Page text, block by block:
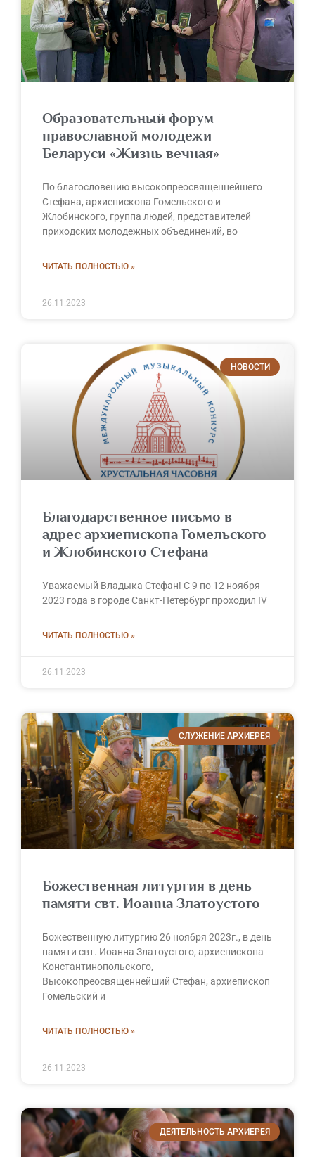
Образовательный форум
православной молодежи
Беларуси «Жизнь вечная»
По благословению высокопреосвященнейшего
Стефана, архиепископа Гомельского и
Жлобинского, группа людей, представителей
приходских молодежных объединений, во
ЧИТАТЬ ПОЛНОСТЬЮ »
26.11.2023
НОВОСТИ
Благодарственное письмо в
адрес архиепископа Гомельского
и Жлобинского Стефана
Уважаемый Владыка Стефан! С 9 по 12 ноября
2023 года в городе Санкт-Петербург проходил IV
ЧИТАТЬ ПОЛНОСТЬЮ »
26.11.2023
СЛУЖЕНИЕ АРХИЕРЕЯ
Божественная литургия в день
памяти свт. Иоанна Златоустого
Божественную литургию 26 ноября 2023г., в день
памяти свт. Иоанна Златоустого, архиепископа
Константинопольского,
Высокопреосвященнейший Стефан, архиепископ
Гомельский и
ЧИТАТЬ ПОЛНОСТЬЮ »
26.11.2023
ДЕЯТЕЛЬНОСТЬ АРХИЕРЕЯ